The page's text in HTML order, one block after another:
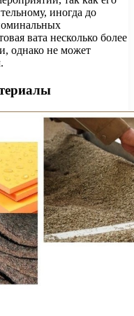
иногда до
вата несколько более
однако не может